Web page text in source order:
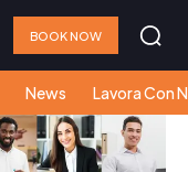
BOOK NOW
News Lavora Con